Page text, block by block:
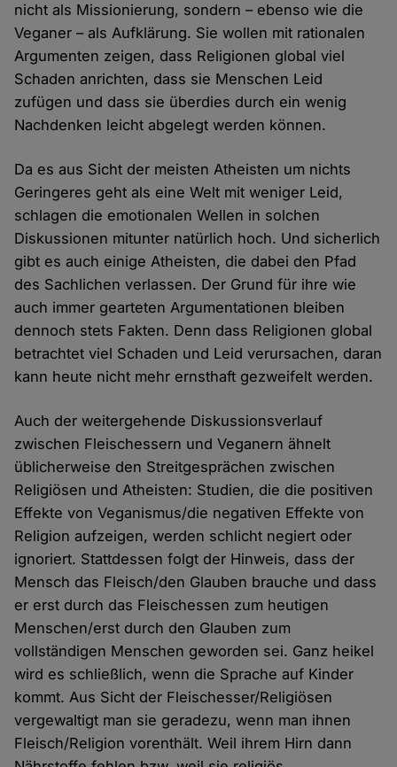
nicht als Missionierung, sondern – ebenso wie die
Veganer – als Aufklärung. Sie wollen mit rationalen
Argumenten zeigen, dass Religionen global viel
Schaden anrichten, dass sie Menschen Leid
zufügen und dass sie überdies durch ein wenig
Nachdenken leicht abgelegt werden können.
Da es aus Sicht der meisten Atheisten um nichts
Geringeres geht als eine Welt mit weniger Leid,
schlagen die emotionalen Wellen in solchen
Diskussionen mitunter natürlich hoch. Und sicherlich
gibt es auch einige Atheisten, die dabei den Pfad
des Sachlichen verlassen. Der Grund für ihre wie
auch immer gearteten Argumentationen bleiben
dennoch stets Fakten. Denn dass Religionen global
betrachtet viel Schaden und Leid verursachen, daran
kann heute nicht mehr ernsthaft gezweifelt werden.
Auch der weitergehende Diskussionsverlauf
zwischen Fleischessern und Veganern ähnelt
üblicherweise den Streitgesprächen zwischen
Religiösen und Atheisten: Studien, die die positiven
Effekte von Veganismus/die negativen Effekte von
Religion aufzeigen, werden schlicht negiert oder
ignoriert. Stattdessen folgt der Hinweis, dass der
Mensch das Fleisch/den Glauben brauche und dass
er erst durch das Fleischessen zum heutigen
Menschen/erst durch den Glauben zum
vollständigen Menschen geworden sei. Ganz heikel
wird es schließlich, wenn die Sprache auf Kinder
kommt. Aus Sicht der Fleischesser/Religiösen
vergewaltigt man sie geradezu, wenn man ihnen
Fleisch/Religion vorenthält. Weil ihrem Hirn dann